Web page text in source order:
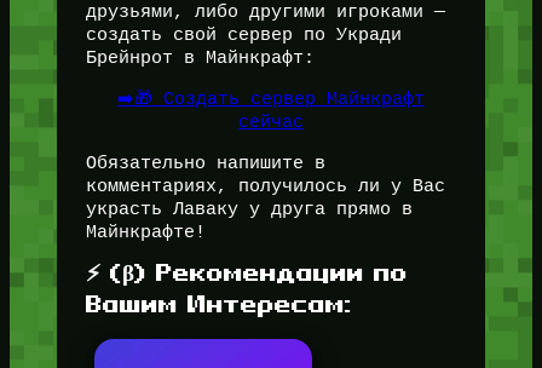
друзьями, либо другими игроками —
создать свой сервер по Укради
Брейнрот в Майнкрафт:
➡️🎁 Создать сервер Майнкрафт
сейчас
Обязательно напишите в
комментариях, получилось ли у Вас
украсть Лаваку у друга прямо в
Майнкрафте!
⚡ (β) Рекомендации по
Вашим Интересам: